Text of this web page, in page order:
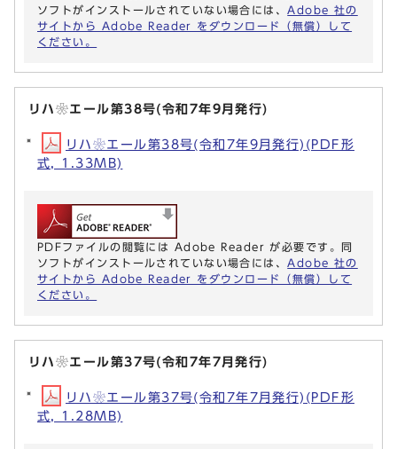
ソフトがインストールされていない場合には、 Adobe 社の
サイトから Adobe Reader をダウンロード（無償）して
ください。
リハ❀エール第38号(令和7年9月発行)
リハ❀エール第38号(令和7年9月発行)(PDF形
式, 1.33MB)
PDFファイルの閲覧には Adobe Reader が必要です。同
ソフトがインストールされていない場合には、 Adobe 社の
サイトから Adobe Reader をダウンロード（無償）して
ください。
リハ❀エール第37号(令和7年7月発行)
リハ❀エール第37号(令和7年7月発行)(PDF形
式, 1.28MB)